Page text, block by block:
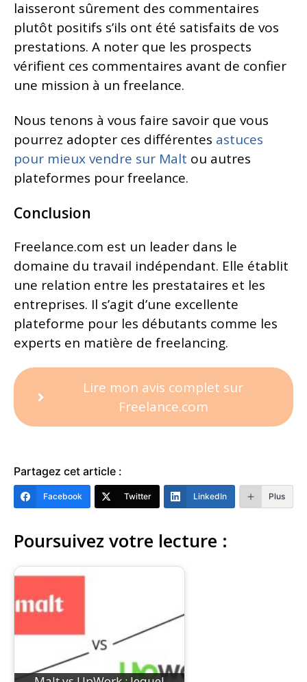
laisseront sûrement des commentaires
plutôt positifs s’ils ont été satisfaits de vos
prestations. A noter que les prospects
vérifient ces commentaires avant de confier
une mission à un freelance.
Nous tenons à vous faire savoir que vous
pourrez adopter ces différentes astuces
pour mieux vendre sur Malt ou autres
plateformes pour freelance.
Conclusion
Freelance.com est un leader dans le
domaine du travail indépendant. Elle établit
une relation entre les prestataires et les
entreprises. Il s’agit d’une excellente
plateforme pour les débutants comme les
experts en matière de freelancing.
Lire mon avis complet sur
Freelance.com
Partagez cet article :
Facebook Twitter LinkedIn Plus
Poursuivez votre lecture :